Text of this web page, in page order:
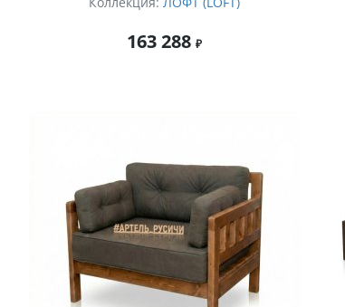
163 288